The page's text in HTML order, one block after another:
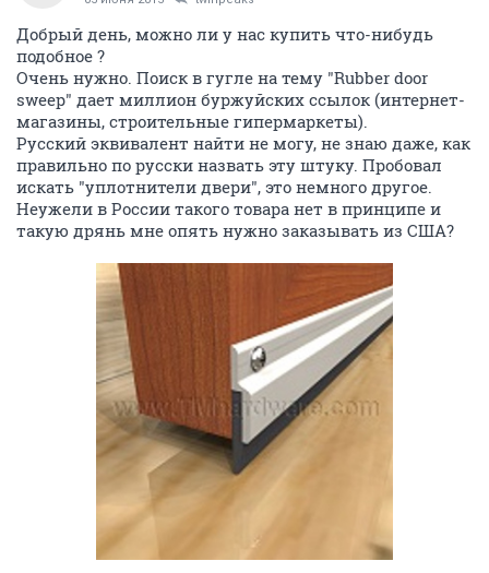
Добрый день, можно ли у нас купить что-нибудь
подобное ?
Очень нужно. Поиск в гугле на тему "Rubber door
sweep" дает миллион буржуйских ссылок (интернет-
магазины, строительные гипермаркеты).
Русский эквивалент найти не могу, не знаю даже, как
правильно по русски назвать эту штуку. Пробовал
искать "уплотнители двери", это немного другое.
Неужели в России такого товара нет в принципе и
такую дрянь мне опять нужно заказывать из США?